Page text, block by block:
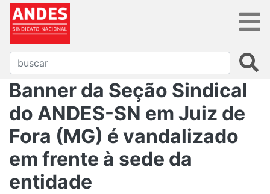
Banner da Seção Sindical
do ANDES-SN em Juiz de
Fora (MG) é vandalizado
em frente à sede da
entidade